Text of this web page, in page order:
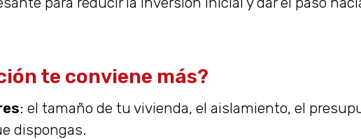
te conviene más?
: el tamaño de tu vivienda, el aislamiento, el
dispongas.